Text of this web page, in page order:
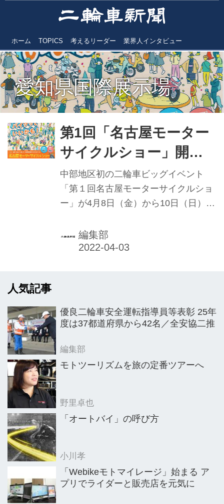
ホーム TOPICS 考えるリーダー 業界人インタビュー
愛知県国際展示場
第1回「名古屋モーター
サイクルショー」開催
迫る 中部地区初の二輪
車ビッグイベント
中部地区初の二輪車ビッグイベント
「第１回名古屋モーターサイクルショ
ー」が4月8日（金）から10日（日）ま
島内のAich Sky Expo（愛知県国際展
示場）で開催される。同ショーは大
が、昨年はコロナ感染拡大の影響で一
旦中止に。今回、改めて同ショー実行
部品・用品関連会社、業界団体などの
出展参加のもと、新製品展示会、屋外
となった。
編集部
人気記事
優良二輪車安全運転指導員等表彰 25年
度は37都道府県から42名／全安協二推
編集部
モトツーリズムを旅の定番ツアーへ
野里卓也
「オートバイ」の呼び方
小川孝
「Webikeモトマイレージ」始まる ア
プリでライダーと販売店を元気に